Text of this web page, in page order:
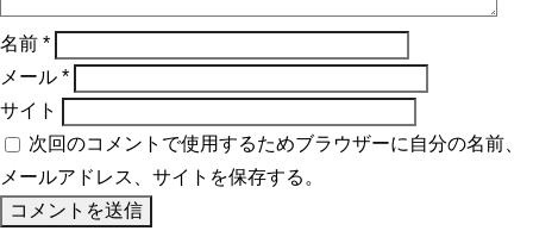
名前 *
メール *
サイト
次回のコメントで使用するためブラウザーに自分の名前、
メールアドレス、サイトを保存する。